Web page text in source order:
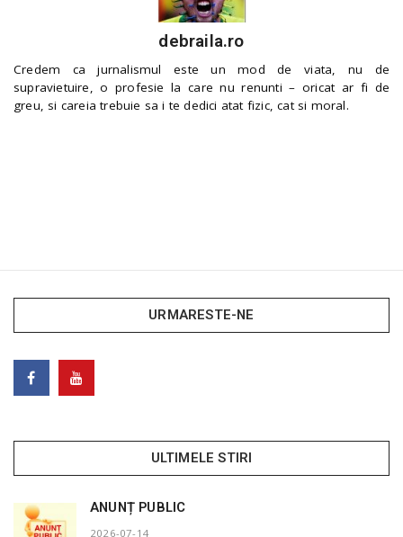
debraila.ro
Credem ca jurnalismul este un mod de viata, nu de
supravietuire, o profesie la care nu renunti – oricat ar fi de
greu, si careia trebuie sa i te dedici atat fizic, cat si moral.
URMARESTE-NE
ULTIMELE STIRI
ANUNȚ PUBLIC
2026-07-14